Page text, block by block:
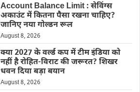
Account Balance Limit : सेविंग्स
अकाउंट में कितना पैसा रखना चाहिए?
जानिए नया गोल्डन रूल
August 8, 2026
क्या 2027 के वर्ल्ड कप में टीम इंडिया को
नहीं है रोहित-विराट की जरूरत? शिखर
धवन दिया बड़ा बयान
August 8, 2026